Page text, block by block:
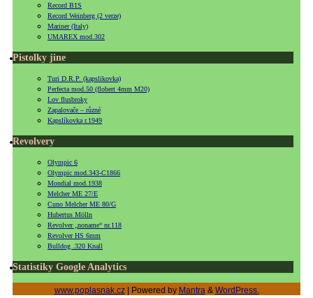
Record B1S
Record Weinberg (2 verze)
Mariner (Italy)
UMAREX mod.302
Pistolky jine
Turi D.R.P. (kapslikovka)
Perfecta mod.50 (flobert 4mm M20)
Lov flusbroky
Zapalovače – různé
Kapslíkovka r.1949
Revolvery
Olympic 6
Olympic mod.343-C1866
Mondial mod.1938
Melcher ME 27/E
Cuno Melcher ME 80/G
Hubertus Mölln
Revolver „noname“ nr.118
Revolver HS 6mm
Bulldog .320 Knall
Statistiky Google Analytics
www.poplasnak.cz| Powered by Mantra& WordPress.